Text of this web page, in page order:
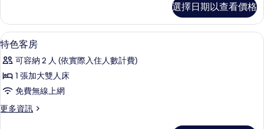
房
(Symphony
Room
(Corridor
View))
的
有
雙
人
或
床
房
Room
(Corridor
View))
選擇日期以查看價格
顯
示
特
色
客
房
客房內保險箱、遮光布/窗簾、免費無
5
特色客房
可容納 2 人 (依實際入住人數計費)
1 張加大雙人床
免費無線上網
更多資訊
更